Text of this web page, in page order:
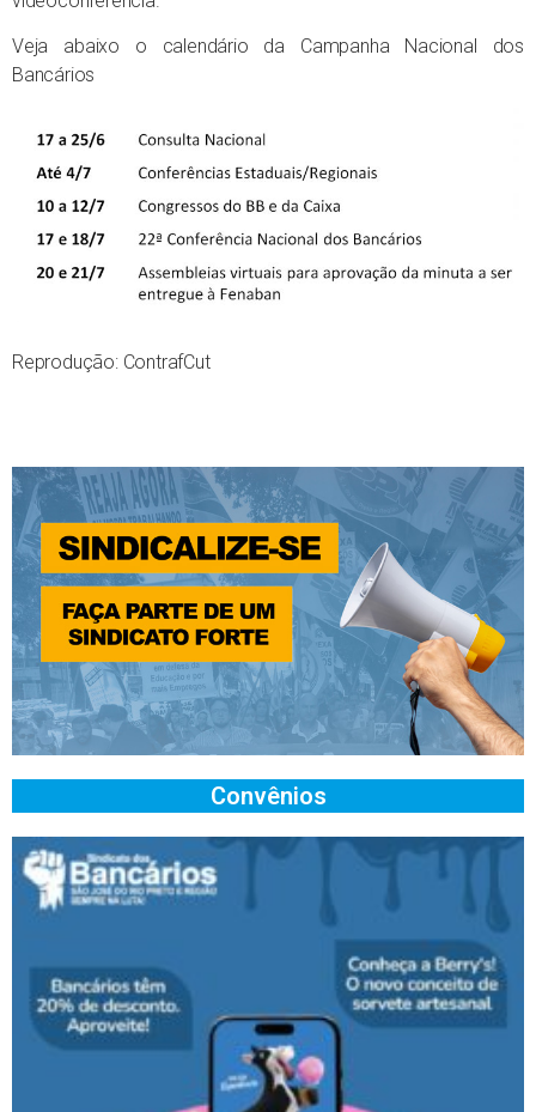
Veja abaixo o calendário da Campanha Nacional dos
Bancários
Reprodução: ContrafCut
Convênios